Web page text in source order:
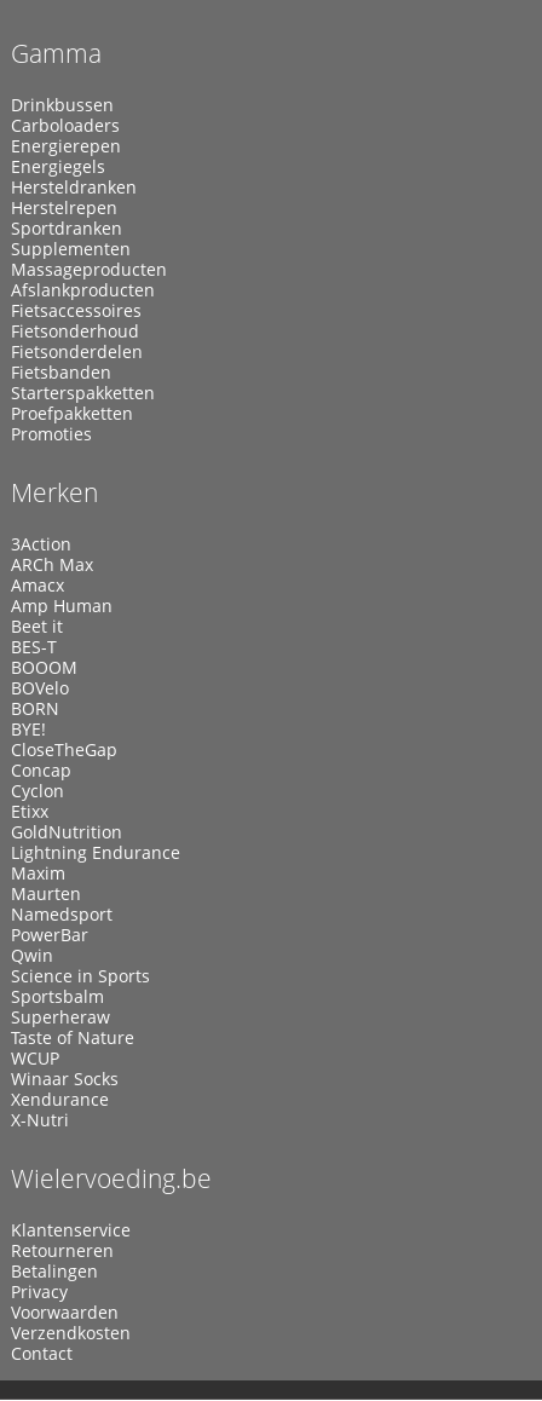
Gamma
Drinkbussen
Carboloaders
Energierepen
Energiegels
Hersteldranken
Herstelrepen
Sportdranken
Supplementen
Massageproducten
Afslankproducten
Fietsaccessoires
Fietsonderhoud
Fietsonderdelen
Fietsbanden
Starterspakketten
Proefpakketten
Promoties
Merken
3Action
ARCh Max
Amacx
Amp Human
Beet it
BES-T
BOOOM
BOVelo
BORN
BYE!
CloseTheGap
Concap
Cyclon
Etixx
GoldNutrition
Lightning Endurance
Maxim
Maurten
Namedsport
PowerBar
Qwin
Science in Sports
Sportsbalm
Superheraw
Taste of Nature
WCUP
Winaar Socks
Xendurance
X-Nutri
Wielervoeding.be
Klantenservice
Retourneren
Betalingen
Privacy
Voorwaarden
Verzendkosten
Contact